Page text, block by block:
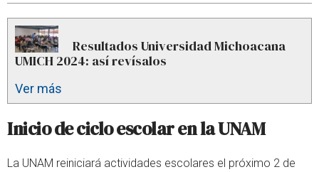
Resultados Universidad Michoacana
UMICH 2024: así revísalos
Ver más
Inicio de ciclo escolar en la UNAM
La UNAM reiniciará actividades escolares el próximo 2 de